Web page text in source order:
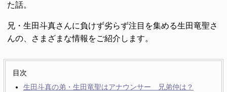
た話。
兄・生田斗真さんに負けず劣らず注目を集める生田竜聖さ
んの、さまざまな情報をご紹介します。
目次
生田斗真の弟・生田竜聖はアナウンサー 兄弟仲は？